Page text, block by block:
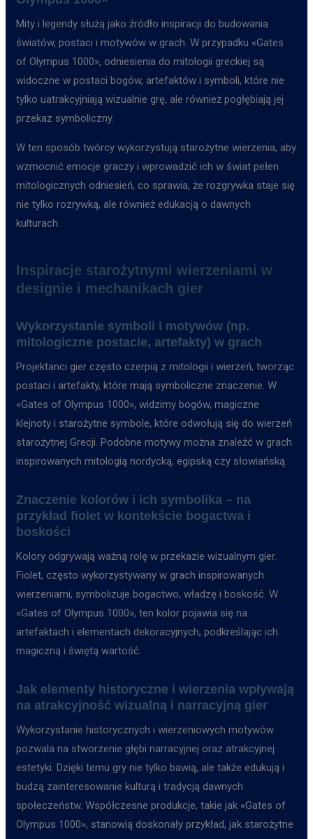
Mity i legendy służą jako źródło inspiracji do budowania
światów, postaci i motywów w grach. W przypadku «Gates
of Olympus 1000», odniesienia do mitologii greckiej są
widoczne w postaci bogów, artefaktów i symboli, które nie
tylko uatrakcyjniają wizualnie grę, ale również pogłębiają jej
przekaz symboliczny.
W ten sposób twórcy wykorzystują starożytne wierzenia, aby
wzmocnić emocje graczy i wprowadzić ich w świat pełen
mitologicznych odniesień, co sprawia, że rozgrywka staje się
nie tylko rozrywką, ale również edukacją o dawnych
kulturach.
Inspiracje starożytnymi wierzeniami w
designie i mechanikach gier
Wykorzystanie symboli i motywów (np.
mitologiczne postacie, artefakty) w grach
Projektanci gier często czerpią z mitologii i wierzeń, tworząc
postaci i artefakty, które mają symboliczne znaczenie. W
«Gates of Olympus 1000», widzimy bogów, magiczne
klejnoty i starożytne symbole, które odwołują się do wierzeń
starożytnej Grecji. Podobne motywy można znaleźć w grach
inspirowanych mitologią nordycką, egipską czy słowiańską.
Znaczenie kolorów i ich symbolika – na
przykład fiolet w kontekście bogactwa i
boskości
Kolory odgrywają ważną rolę w przekazie wizualnym gier.
Fiolet, często wykorzystywany w grach inspirowanych
wierzeniami, symbolizuje bogactwo, władzę i boskość. W
«Gates of Olympus 1000», ten kolor pojawia się na
artefaktach i elementach dekoracyjnych, podkreślając ich
magiczną i świętą wartość.
Jak elementy historyczne i wierzenia wpływają
na atrakcyjność wizualną i narracyjną gier
Wykorzystanie historycznych i wierzeniowych motywów
pozwala na stworzenie głębi narracyjnej oraz atrakcyjnej
estetyki. Dzięki temu gry nie tylko bawią, ale także edukują i
budzą zainteresowanie kulturą i tradycją dawnych
społeczeństw. Współczesne produkcje, takie jak «Gates of
Olympus 1000», stanowią doskonały przykład, jak starożytne